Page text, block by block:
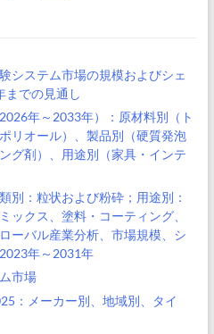
システム市場の規模およびシェ
までの見通し
年～2033年）：原材料別（ト
リオール）、製品別（硬質発泡
グ剤）、用途別（家具・インテ
別：粒状および粉砕；用途別：
ックス、塗料・コーティング、
ーバル産業分析、市場規模、シ
年～2031年
市場
：メーカー別、地域別、タイ